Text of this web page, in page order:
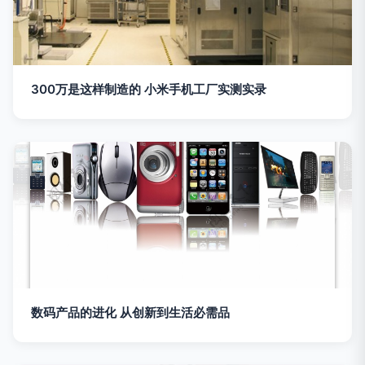
300万是这样制造的 小米手机工厂实测实录
数码产品的进化 从创新到生活必需品